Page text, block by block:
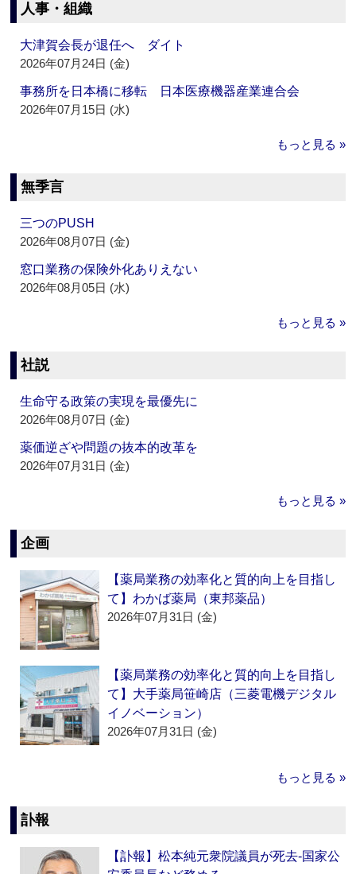
人事・組織
大津賀会長が退任へ ダイト
2026年07月24日 (金)
事務所を日本橋に移転 日本医療機器産業連合会
2026年07月15日 (水)
もっと見る »
無季言
三つのPUSH
2026年08月07日 (金)
窓口業務の保険外化ありえない
2026年08月05日 (水)
もっと見る »
社説
生命守る政策の実現を最優先に
2026年08月07日 (金)
薬価逆ざや問題の抜本的改革を
2026年07月31日 (金)
もっと見る »
企画
【薬局業務の効率化と質的向上を目指し
て】わかば薬局（東邦薬品）
2026年07月31日 (金)
【薬局業務の効率化と質的向上を目指し
て】大手薬局笹崎店（三菱電機デジタル
イノベーション）
2026年07月31日 (金)
もっと見る »
訃報
【訃報】松本純元衆院議員が死去‐国家公